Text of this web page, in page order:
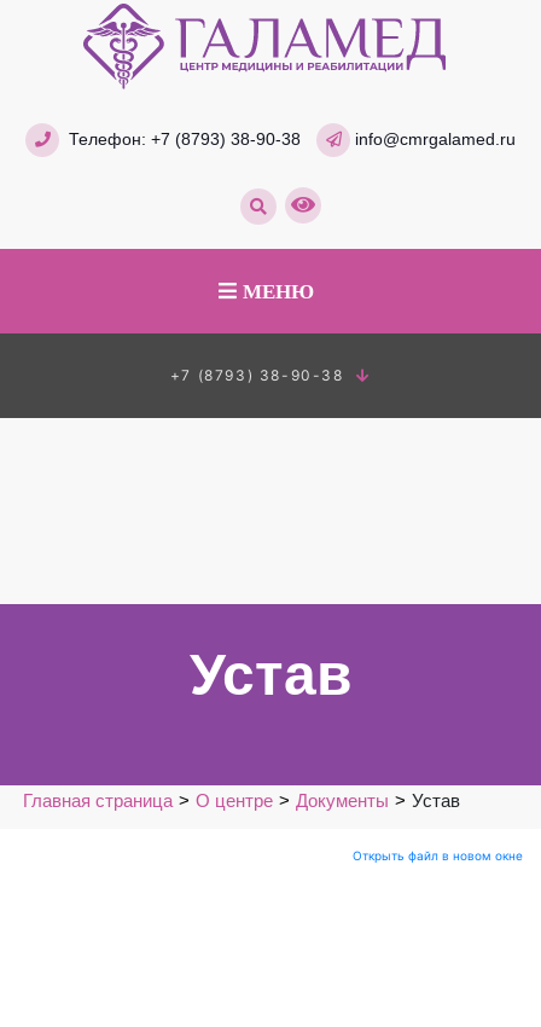
Телефон: +7 (8793) 38-90-38 info@cmrgalamed.ru
МЕНЮ
+7 (8793) 38-90-38
Устав
Главная страница О центре Документы Устав
Открыть файл в новом окне